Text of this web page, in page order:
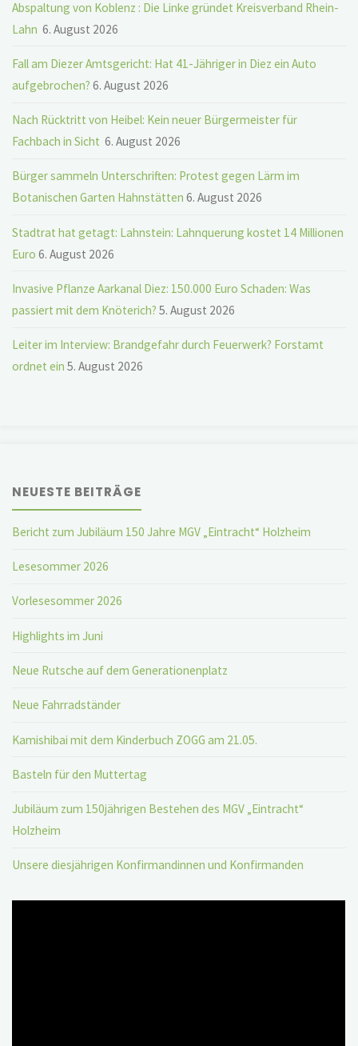
Abspaltung von Koblenz : Die Linke gründet Kreisverband Rhein-
Lahn 6. August 2026
Fall am Diezer Amtsgericht: Hat 41-Jähriger in Diez ein Auto
aufgebrochen? 6. August 2026
Nach Rücktritt von Heibel: Kein neuer Bürgermeister für
Fachbach in Sicht 6. August 2026
Bürger sammeln Unterschriften: Protest gegen Lärm im
Botanischen Garten Hahnstätten 6. August 2026
Stadtrat hat getagt: Lahnstein: Lahnquerung kostet 14 Millionen
Euro 6. August 2026
Invasive Pflanze Aarkanal Diez: 150.000 Euro Schaden: Was
passiert mit dem Knöterich? 5. August 2026
Leiter im Interview: Brandgefahr durch Feuerwerk? Forstamt
ordnet ein 5. August 2026
NEUESTE BEITRÄGE
Bericht zum Jubiläum 150 Jahre MGV „Eintracht“ Holzheim
Lesesommer 2026
Vorlesesommer 2026
Highlights im Juni
Neue Rutsche auf dem Generationenplatz
Neue Fahrradständer
Kamishibai mit dem Kinderbuch ZOGG am 21.05.
Basteln für den Muttertag
Jubiläum zum 150jährigen Bestehen des MGV „Eintracht“
Holzheim
Unsere diesjährigen Konfirmandinnen und Konfirmanden